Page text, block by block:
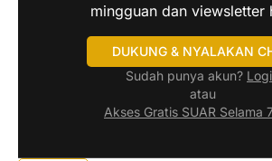
mingguan dan viewsletter
DUKUNG & NYALAKAN
Sudah punya akun?
atau
Akses Gratis SUAR Selama